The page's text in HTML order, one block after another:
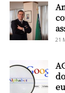
21